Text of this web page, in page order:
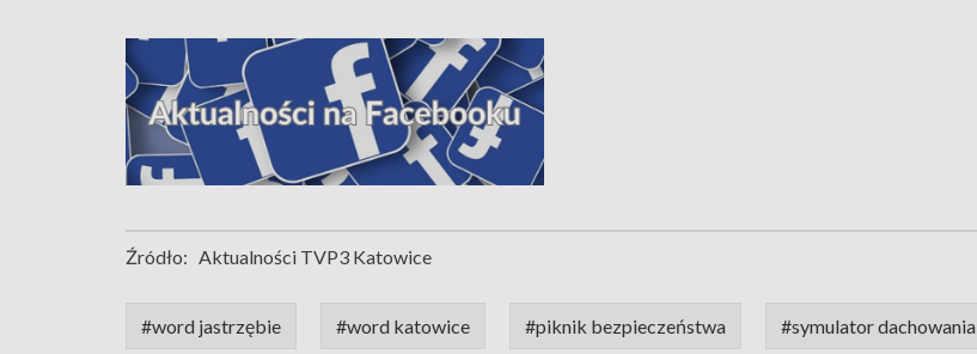
Źródło: Aktualności TVP3 Katowice
#word jastrzębie #word katowice #piknik bezpieczeństwa #symulator dachowania